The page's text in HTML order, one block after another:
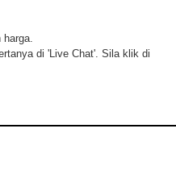
di 'Live Chat'. Sila klik di